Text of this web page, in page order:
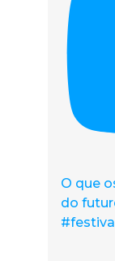
O que
do